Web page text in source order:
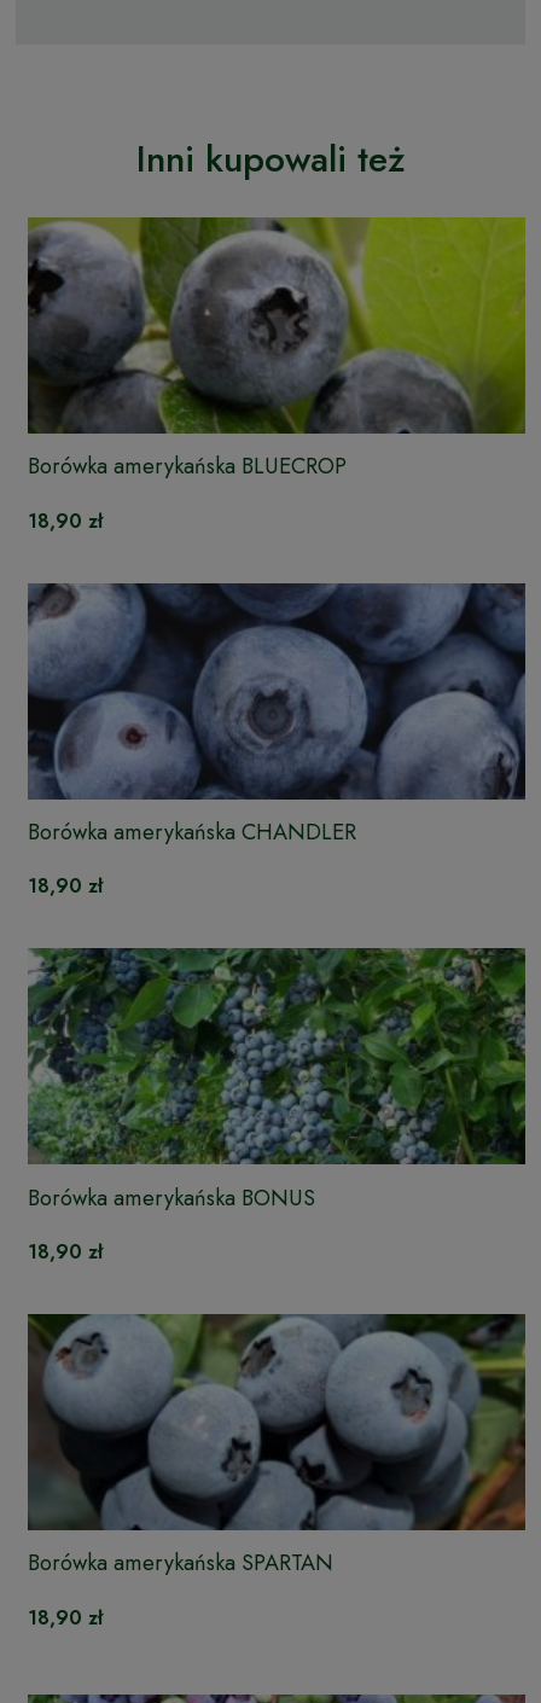
Inni kupowali też
Borówka amerykańska BLUECROP
18,90 zł
Borówka amerykańska CHANDLER
18,90 zł
Borówka amerykańska BONUS
18,90 zł
Borówka amerykańska SPARTAN
18,90 zł